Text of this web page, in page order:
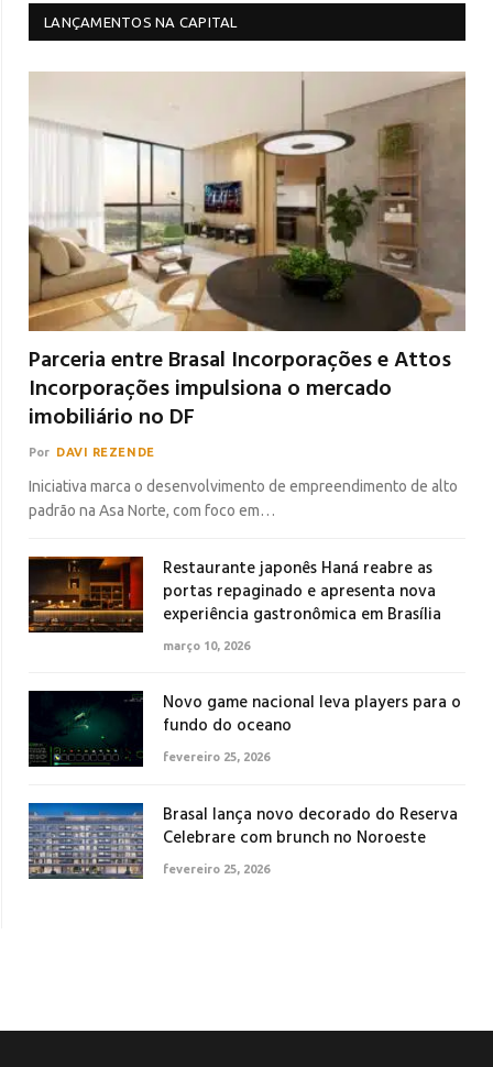
LANÇAMENTOS NA CAPITAL
Parceria entre Brasal Incorporações e Attos
Incorporações impulsiona o mercado
imobiliário no DF
Por DAVI REZENDE
Iniciativa marca o desenvolvimento de empreendimento de alto
padrão na Asa Norte, com foco em…
Restaurante japonês Haná reabre as
portas repaginado e apresenta nova
experiência gastronômica em Brasília
março 10, 2026
Novo game nacional leva players para o
fundo do oceano
fevereiro 25, 2026
Brasal lança novo decorado do Reserva
Celebrare com brunch no Noroeste
fevereiro 25, 2026